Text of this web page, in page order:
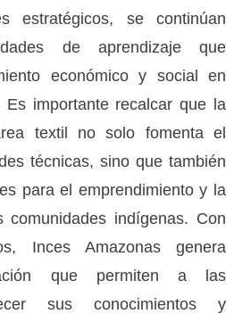
estratégicos, se continúan
de aprendizaje que
económico y social en
Es importante recalcar que la
textil no solo fomenta el
técnicas, sino que también
para el emprendimiento y la
comunidades indígenas. Con
Inces Amazonas genera
que permiten a las
sus conocimientos y